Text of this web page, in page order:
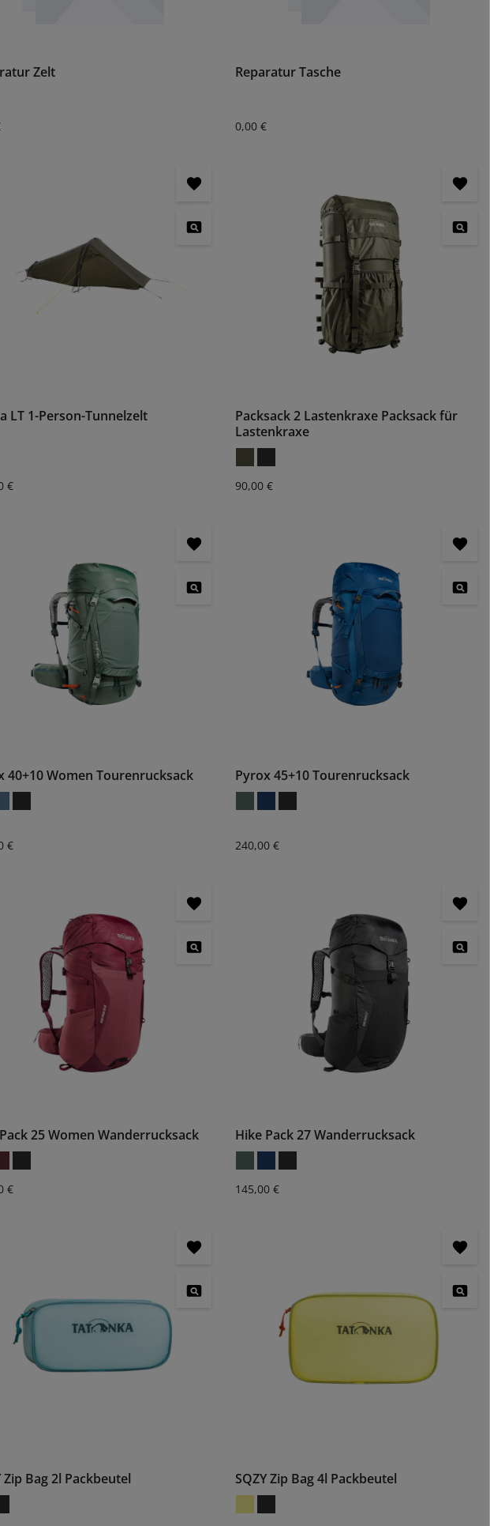
Zelt
Preis:
Reparatur Tasche
Regulärer Preis:
0,00 €
LT 1-Person-Tunnelzelt
Preis:
€
Packsack 2 Lastenkraxe Packsack für
Lastenkraxe
Regulärer Preis:
90,00 €
40+10 Women Tourenrucksack
Preis:
€
Pyrox 45+10 Tourenrucksack
Regulärer Preis:
240,00 €
25 Women Wanderrucksack
Preis:
€
Hike Pack 27 Wanderrucksack
Regulärer Preis:
145,00 €
Zip Bag 2l Packbeutel SQZY Zip Bag 4l Packbeutel